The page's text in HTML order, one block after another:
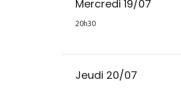
Mercredi 19/07
20h30
Jeudi 20/07